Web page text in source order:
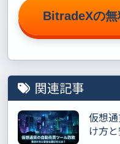
BitradeXの無
関連記事
仮想
け方